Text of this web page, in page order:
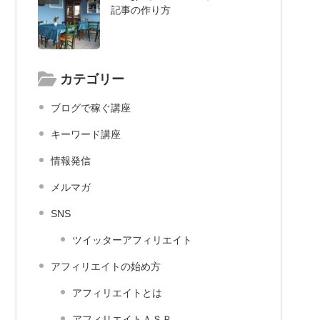
記事の作り方
カテゴリー
ブログで稼ぐ講座
キーワード講座
情報発信
メルマガ
SNS
ツイッターアフィリエイト
アフィリエイトの始め方
アフィリエイトとは